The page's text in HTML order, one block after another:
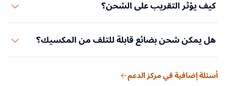
USMCA. الجانب المكسيكي: بيدمنتو.
كيف يؤثر التقريب على الشحن؟
أمريكا. أوقات عبور أقصر ومزايا USMCA تجعل المكسيك جذابة.
هل يمكن شحن بضائع قابلة للتلف من المكسيك؟
بشاحنات مبردة عبر المعابر الحدودية البرية.
أسئلة إضافية في مركز الدعم